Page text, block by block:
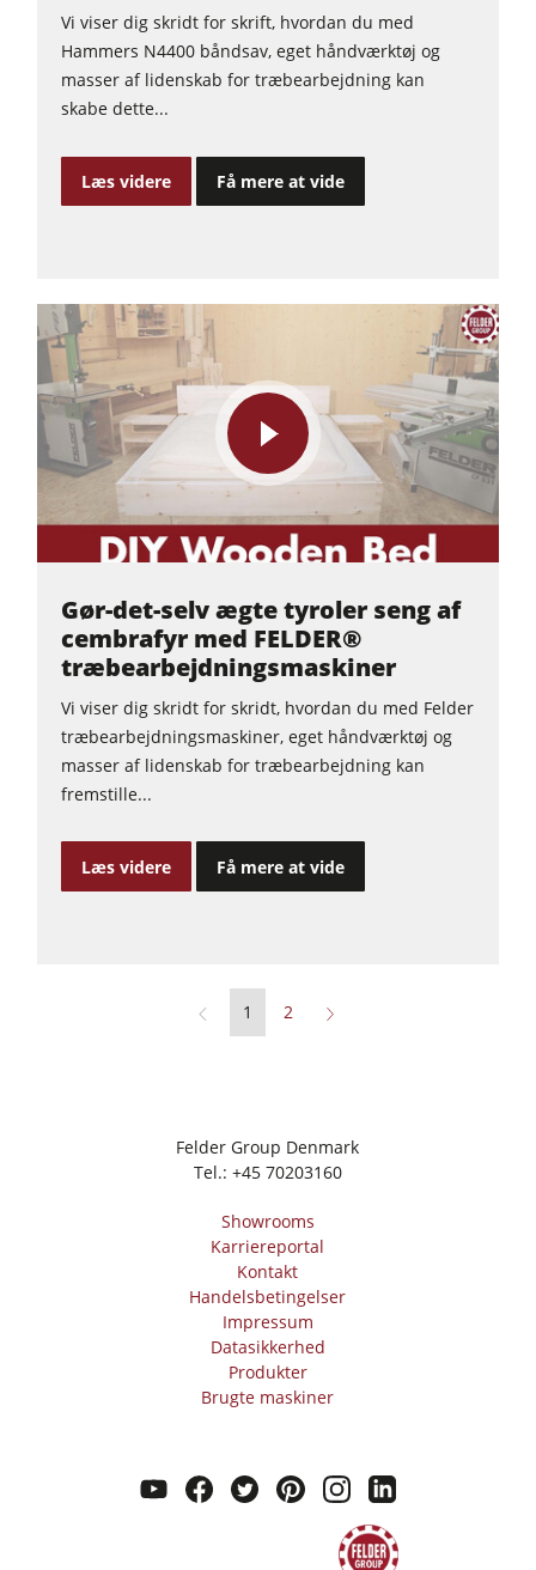
Vi viser dig skridt for skrift, hvordan du med
Hammers N4400 båndsav, eget håndværktøj og
masser af lidenskab for træbearbejdning kan
skabe dette...
Læs videre Få mere at vide
Gør-det-selv ægte tyroler seng af
cembrafyr med FELDER®
træbearbejdningsmaskiner
Vi viser dig skridt for skridt, hvordan du med Felder
træbearbejdningsmaskiner, eget håndværktøj og
masser af lidenskab for træbearbejdning kan
fremstille...
Læs videre Få mere at vide
play
video
1 2
Felder Group Denmark
Tel.: +45 70203160
Showrooms
Karriereportal
Kontakt
Handelsbetingelser
Impressum
Datasikkerhed
Produkter
Brugte maskiner
youtubefacebook
twitter
pinterestinstagram
linkedin